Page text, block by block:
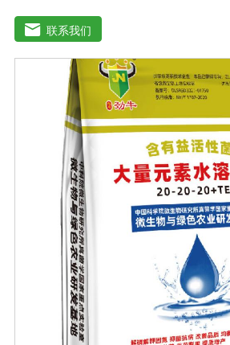
含氨基酸水溶性肥料、含腐植酸水溶
肥料等。水溶肥与传统的过磷酸钙肥
肥料具有明显的优势。它是一种水溶
肥料，能完全溶于水，能直接被作物
水溶肥作为一种快速肥料，其营养元
同作物的肥料特点，相应的肥料配方
菜、果树、花卉、食品、棉花、油等
料。使用技巧：1．避免直接冲施，要
于水溶性肥料有别于一般的复合肥料
按常规施肥方法，造成施肥不均匀，
苗弱等现象，二次稀释保证冲肥均匀
2．严格控制施肥量。水溶肥比一般复
量相对较少。由于其速效性强，难以
所以要严格控制施肥量，避免肥料流
效益，达不到高产优质高效的目的。3
性的农药混用。比如在蔬菜出现缺素
时，不少农民多采用喷施水溶肥的方
醒农民朋友，水溶肥要尽量单独施用
用，以免金属离子起反应产生沉淀，
联系我们